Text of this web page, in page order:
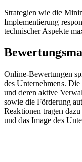
Strategien wie die
Implementierung
technischer Aspekte
Online-Bewertungen
des Unternehmens.
und deren aktive
sowie die Förderung
Reaktionen tragen
und das Image des